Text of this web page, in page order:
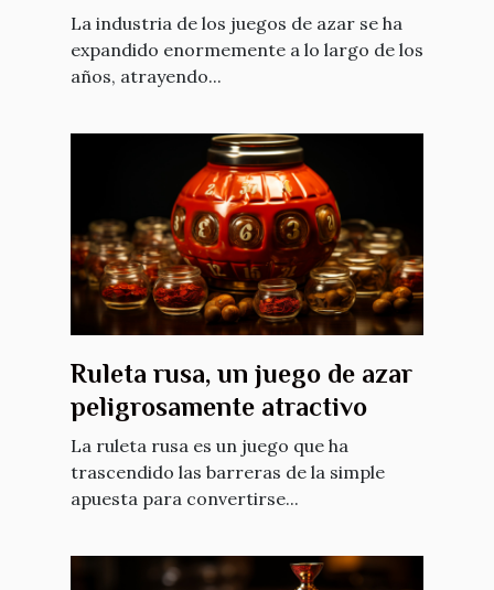
juegos de azar populares
La industria de los juegos de azar se ha
expandido enormemente a lo largo de los
años, atrayendo...
Ruleta rusa, un juego de azar
peligrosamente atractivo
La ruleta rusa es un juego que ha
trascendido las barreras de la simple
apuesta para convertirse...